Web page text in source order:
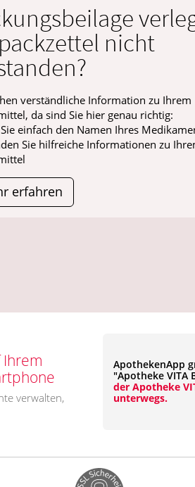
nicht
verständliche Information zu Ihrem
da sind Sie hier genau richtig:
einfach den Namen Ihres
Sie hilfreiche Informationen zu
erfahren
Ihrem
verwalten,
ApothekenApp
"Apotheke VITA
der Apotheke
unterwegs.